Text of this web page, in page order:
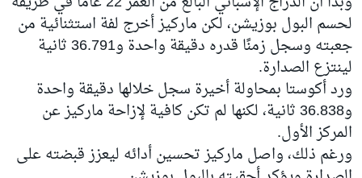
لحسم البول بوزيشن، لكن ماركيز أخرج لفة استثنائية من
جعبته وسجل زمنًا قدره دقيقة واحدة و36.791 ثانية
لينتزع الصدارة.
ورد أكوستا بمحاولة أخيرة سجل خلالها دقيقة واحدة
و36.838 ثانية، لكنها لم تكن كافية لإزاحة ماركيز عن
المركز الأول.
ورغم ذلك، واصل ماركيز تحسين أدائه ليعزز قبضته على